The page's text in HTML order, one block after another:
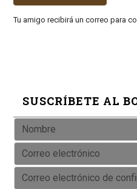
Tu amigo recibirá un correo para
SUSCRÍBETE AL